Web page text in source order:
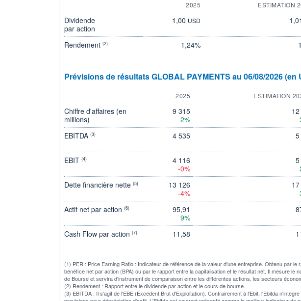
2025 ESTIMATION
Dividende
par action
1,00 USD 1,01
Rendement (2) 1,24%
Prévisions de résultats GLOBAL PAYMENTS au 06/08/2026 (en
2025 ESTIMATION
Chiffre d'affaires (en
millions)
9 315
2%
EBITDA (3) 4 535 5
EBIT (4)
4 116
-0%
5
Dette financière nette (5)
13 126
-4%
Actif net par action (6)
95,91
9%
Cash Flow par action (7) 11,58
(1) PER : Price Earning Ratio : Indicateur de référence de la valeur d'une entreprise. Obtenu par
bénéfice net par action (BPA) ou par le rapport entre la capitalisation et le résultat net. Il mesure le
de Bourse et servira d'instrument de comparaison entre les différentes actions, les secteurs
(2) Rendement : Rapport entre le dividende par action et le cours de bourse.
(3) EBITDA : Il s'agit de l'EBE (Excédent Brut d'Exploitation). Contrairement à l'Ebit, l'Ebitda